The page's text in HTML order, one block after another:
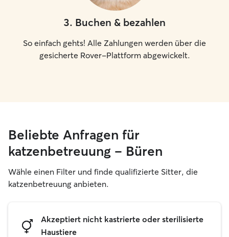
3. Buchen & bezahlen
So einfach gehts! Alle Zahlungen werden über die
gesicherte Rover-Plattform abgewickelt.
Beliebte Anfragen für
katzenbetreuung – Büren
Wähle einen Filter und finde qualifizierte Sitter, die
katzenbetreuung anbieten.
Akzeptiert nicht kastrierte oder sterilisierte
Haustiere